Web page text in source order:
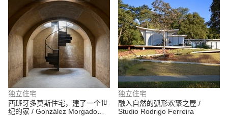
独立住宅
西班牙多莫斯住宅，建了一个世
纪的家 / González Morgado
独立住宅
融入自然的弧形欢聚之屋 /
Studio Rodrigo Ferreira